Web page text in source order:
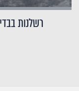
רשלנות